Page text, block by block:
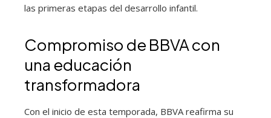
las primeras etapas del desarrollo infantil.
Compromiso de BBVA con
una educación
transformadora
Con el inicio de esta temporada, BBVA reafirma su